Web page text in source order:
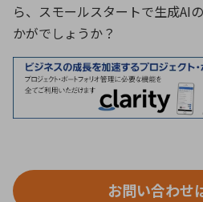
ら、スモールスタートで生成AI
かがでしょうか？
お問い合わせ